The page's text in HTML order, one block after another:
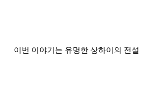
이번 이야기는 유명한 상하이의 전설